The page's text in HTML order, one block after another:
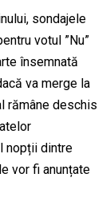
sondajele
votul ”Nu”
însemnată
va merge la
rămâne deschis
nopții dintre
vor fi anunțate